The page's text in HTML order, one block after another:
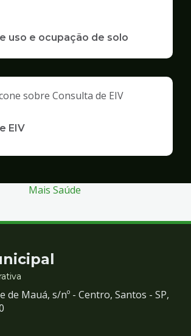
uso e ocupação de solo
EIV
Mais Saúde
de Mauá, s/nº - Centro, Santos - SP,